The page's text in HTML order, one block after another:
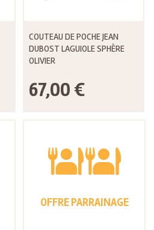
COUTEAU DE POCHE JEAN
DUBOST LAGUIOLE SPHÈRE
OLIVIER
67,00 €
OFFRE PARRAINAGE